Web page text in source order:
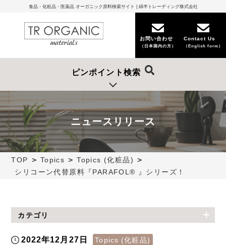
食品・化粧品・医薬品 オーガニック原料検索サイト | 綿半トレーディング株式会社
お問い合わせ
（日本国内の方）
Contact Us
（English form）
ピンポイント検索
ニュースリリース
TOP > Topics > Topics (化粧品) >
シリコーン代替原料『PARAFOL® 』シリーズ！
2022年12月27日 Topics (化粧品)
カテゴリ